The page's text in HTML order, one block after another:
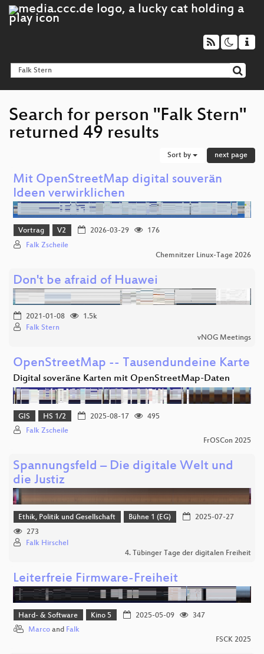
Search for person "Falk Stern"
returned 49 results
Sort by next page
Mit OpenStreetMap digital souverän
Ideen verwirklichen
Vortrag V2 2026-03-29
176
Falk Zscheile
Chemnitzer Linux-Tage 2026
Don't be afraid of Huawei
2021-01-08
1.5k
Falk Stern
vNOG Meetings
OpenStreetMap -- Tausendundeine Karte
Digital soveräne Karten mit OpenStreetMap-Daten
GIS HS 1/2 2025-08-17
495
Falk Zscheile
FrOSCon 2025
Spannungsfeld – Die digitale Welt und
die Justiz
Ethik, Politik und Gesellschaft Bühne 1 (EG)
2025-07-27
273
Falk Hirschel
4. Tübinger Tage der digitalen Freiheit
Leiterfreie Firmware-Freiheit
Hard- & Software Kino 5 2025-05-09
347
Marco and Falk
FSCK 2025